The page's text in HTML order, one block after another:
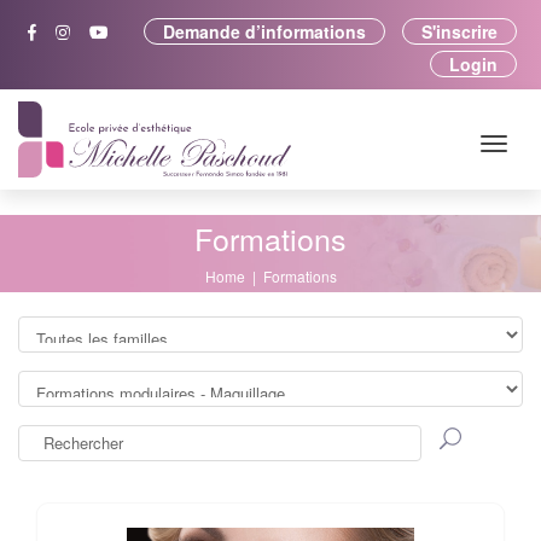
Demande d’informations
S'inscrire
Login
Formations
Home Formations